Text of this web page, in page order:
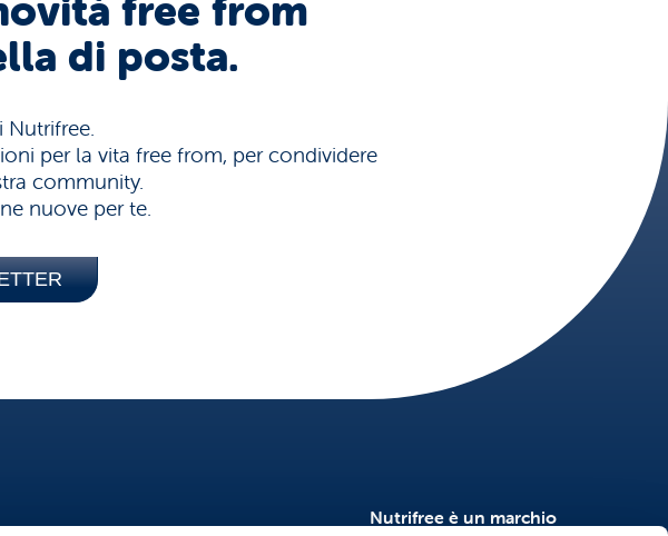
free from
di posta.
Nutrifree.
per la vita free from, per condividere
community.
nuove per te.
Nutrifree è un marchio